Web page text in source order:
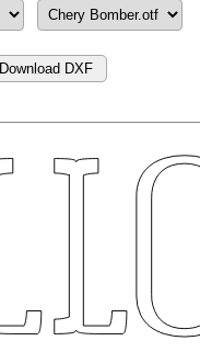
Download DXF